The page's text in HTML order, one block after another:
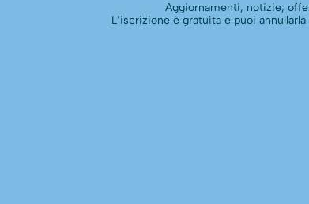
Aggiornamenti, notizie,
L’iscrizione è gratuita e puoi